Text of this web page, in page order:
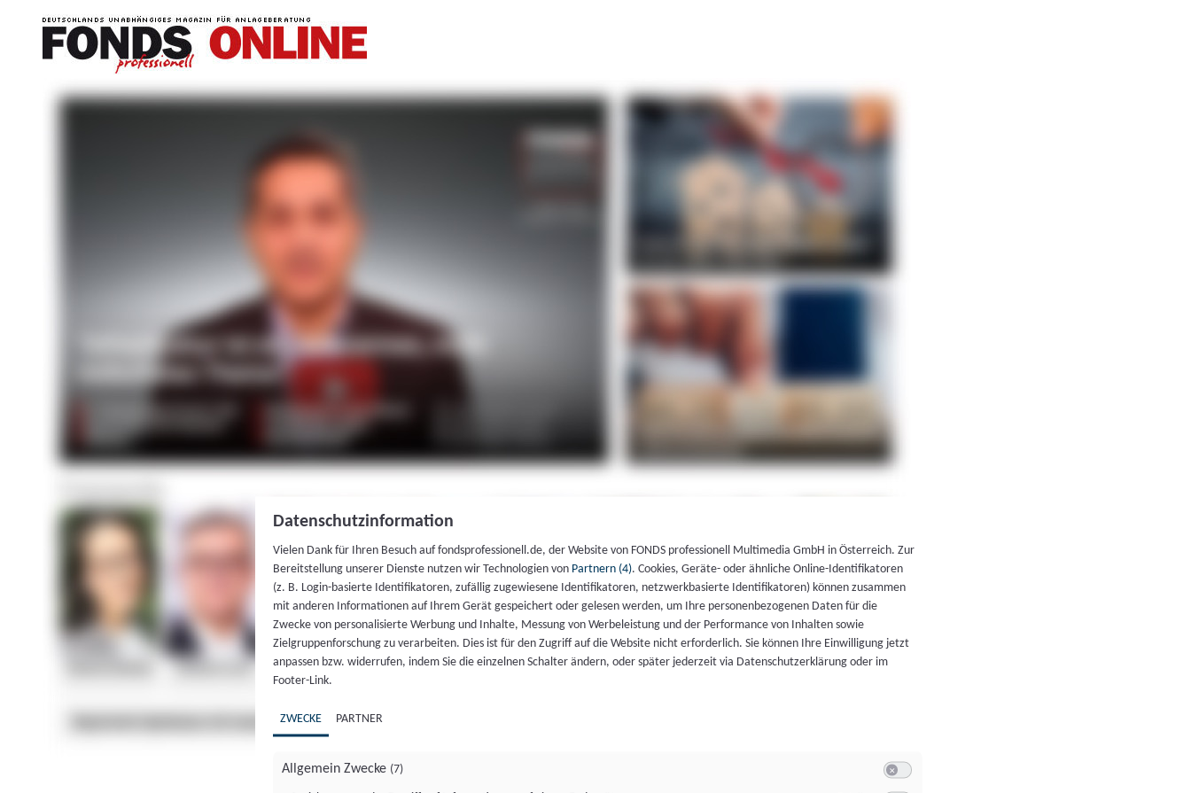
Datenschutzinformation
Vielen Dank für Ihren Besuch auf fondsprofessionell.de, der Website von FONDS professionell Multimedia GmbH in Österreich. Zur
Bereitstellung unserer Dienste nutzen wir Technologien von Partnern (4). Cookies, Geräte- oder ähnliche Online-Identifikatoren
(z. B. Login-basierte Identifikatoren, zufällig zugewiesene Identifikatoren, netzwerkbasierte Identifikatoren) können zusammen
mit anderen Informationen auf Ihrem Gerät gespeichert oder gelesen werden, um Ihre personenbezogenen Daten für die
Zwecke von personalisierte Werbung und Inhalte, Messung von Werbeleistung und der Performance von Inhalten sowie
Zielgruppenforschung zu verarbeiten. Dies ist für den Zugriff auf die Website nicht erforderlich. Sie können Ihre Einwilligung jetzt
anpassen bzw. widerrufen, indem Sie die einzelnen Schalter ändern, oder später jederzeit via Datenschutzerklärung oder im
Footer-Link.
ZWECKE PARTNER
Allgemein Zwecke (7)